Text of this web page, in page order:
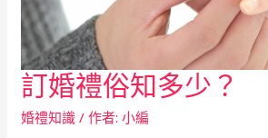
訂婚禮俗知多少？
婚禮知識 / 作者:小編
訂
婚
禮